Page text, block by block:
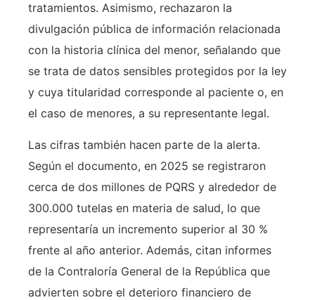
tratamientos. Asimismo, rechazaron la
divulgación pública de información relacionada
con la historia clínica del menor, señalando que
se trata de datos sensibles protegidos por la ley
y cuya titularidad corresponde al paciente o, en
el caso de menores, a su representante legal.
Las cifras también hacen parte de la alerta.
Según el documento, en 2025 se registraron
cerca de dos millones de PQRS y alrededor de
300.000 tutelas en materia de salud, lo que
representaría un incremento superior al 30 %
frente al año anterior. Además, citan informes
de la Contraloría General de la República que
advierten sobre el deterioro financiero de